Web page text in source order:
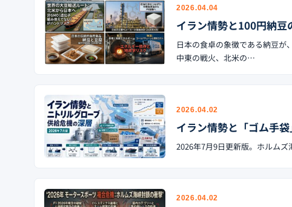
2026.04.04
イラン情勢と100円納豆
日本の食卓の象徴である納豆が
中東の戦火、北米の…
2026.04.02
イラン情勢と「ゴム手
2026年7月9日更新版。ホルムズ
2026.04.02